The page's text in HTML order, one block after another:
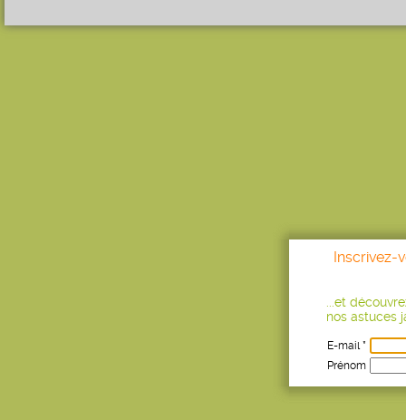
Inscrivez-
...et
nos astuces
E-mail *
Prénom
Age